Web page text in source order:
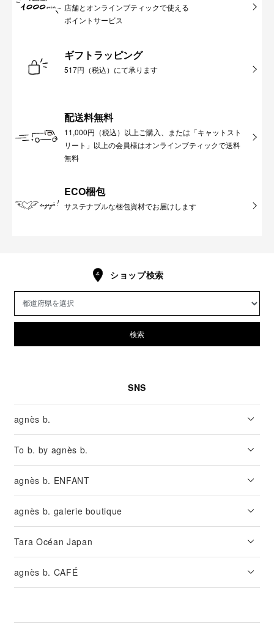
店舗とオンラインブティックで使える
ポイントサービス
ギフトラッピング
517円（税込）にて承ります
配送料無料
11,000円（税込）以上ご購入、または「キャットスト
リート」以上の会員様はオンラインブティックで送料
無料
ECO梱包
サステナブルな梱包資材でお届けします
ショップ検索
検索
SNS
agnès b.
To b. by agnès b.
agnès b. ENFANT
agnès b. galerie boutique
Tara Océan Japan
agnès b. CAFÉ